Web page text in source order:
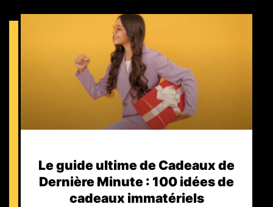
Le guide ultime de Cadeaux de
Dernière Minute : 100 idées de
cadeaux immatériels